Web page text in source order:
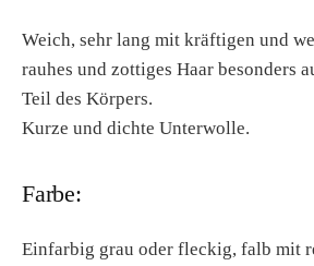
Weich, sehr lang mit kräftigen und
rauhes und zottiges Haar besonders
Teil des Körpers.
Kurze und dichte Unterwolle.
Farbe:
Einfarbig grau oder fleckig, falb mit